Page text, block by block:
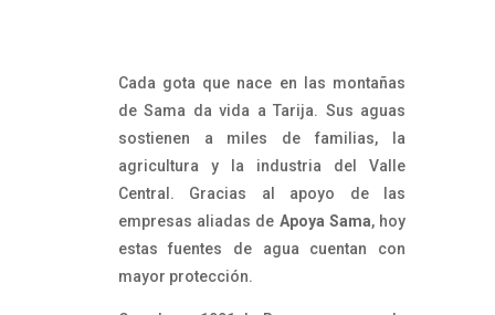
Cada gota que nace en las montañas
de Sama da vida a Tarija. Sus aguas
sostienen a miles de familias, la
agricultura y la industria del Valle
Central. Gracias al apoyo de las
empresas aliadas de Apoya Sama, hoy
estas fuentes de agua cuentan con
mayor protección.